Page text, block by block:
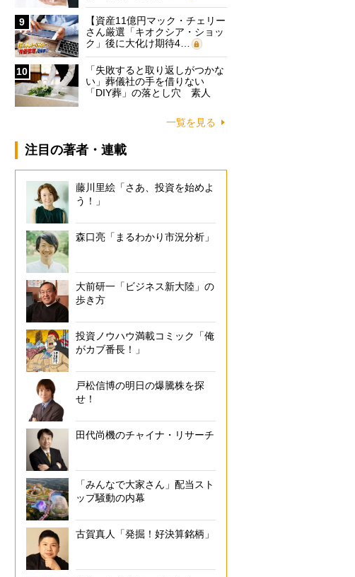
9
【資産11億円マック・チェリー
さん厳選「キオクシア・ショッ
ク」後に大化け期待4…
10
「失敗すると取り返しがつかな
い」葬儀社の手を借りない
「DIY葬」の落とし穴 素人
一覧を見る
注目の著者・連載
藤川里絵「さあ、投資を始めよ
う！」
森口亮「まるわかり市況分析」
大前研一「ビジネス新大陸」の
歩き方
投資ノウハウ満載コミック「俺
がカブ番長！」
戸松信博の明日の爆騰株を探
せ！
田代尚機のチャイナ・リサーチ
「みんなで大家さん」配当スト
ップ騒動の内幕
古賀真人「発掘！好決算銘柄」